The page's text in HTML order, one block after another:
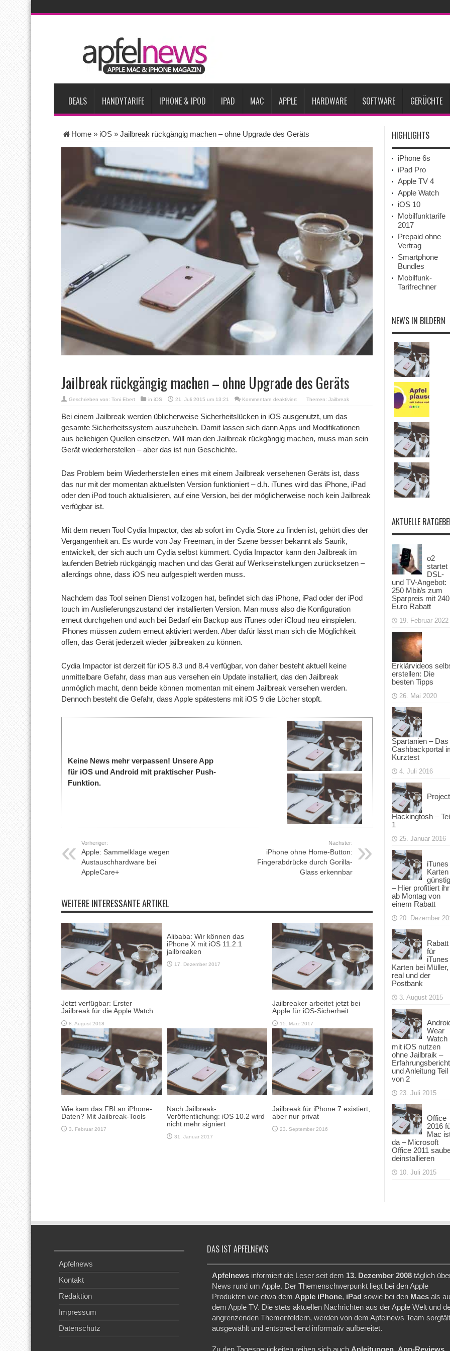
iPhone Ultra lässt Verkauf faltbarer Smartphones 2026 um 20 Prozent steigen
iPhone 18 Pro: Diese 3 großen Upgrades bringt das Top-Modell
iPhone Air 2 für Anfang 2027 erwartet Apples vermutete AirPods mit Kameras sollen bereits im September erscheinen
Apple erzielt 49 Prozent des weltweiten Smartphone-Umsatzes im 2. Quartal
DEALS HANDYTARIFE IPHONE & IPOD IPAD MAC APPLE HARDWARE SOFTWARE GERÜCHTE
Home » iOS » Jailbreak rückgängig machen – ohne Upgrade des Geräts
Jailbreak rückgängig machen – ohne Upgrade des Geräts
Geschrieben von: Toni Ebert in iOS 21. Juli 2015 um 13:21 Kommentare deaktiviertfür
machen
–
Upgrade
Themen: Jailbreak
Bei einem Jailbreak werden üblicherweise Sicherheitslücken in iOS ausgenutzt, um das
gesamte Sicherheitssystem auszuhebeln. Damit lassen sich dann Apps und Modifikationen
aus beliebigen Quellen einsetzen. Will man den Jailbreak rückgängig machen, muss man sein
Gerät wiederherstellen – aber das ist nun Geschichte.
Das Problem beim Wiederherstellen eines mit einem Jailbreak versehenen Geräts ist, dass
das nur mit der momentan aktuellsten Version funktioniert – d.h. iTunes wird das iPhone, iPad
oder den iPod touch aktualisieren, auf eine Version, bei der möglicherweise noch kein Jailbreak
verfügbar ist.
Mit dem neuen Tool Cydia Impactor, das ab sofort im Cydia Store zu finden ist, gehört dies der
Vergangenheit an. Es wurde von Jay Freeman, in der Szene besser bekannt als Saurik,
entwickelt, der sich auch um Cydia selbst kümmert. Cydia Impactor kann den Jailbreak im
laufenden Betrieb rückgängig machen und das Gerät auf Werkseinstellungen zurücksetzen –
allerdings ohne, dass iOS neu aufgespielt werden muss.
Nachdem das Tool seinen Dienst vollzogen hat, befindet sich das iPhone, iPad oder der iPod
touch im Auslieferungszustand der installierten Version. Man muss also die Konfiguration
erneut durchgehen und auch bei Bedarf ein Backup aus iTunes oder iCloud neu einspielen.
iPhones müssen zudem erneut aktiviert werden. Aber dafür lässt man sich die Möglichkeit
offen, das Gerät jederzeit wieder jailbreaken zu können.
Cydia Impactor ist derzeit für iOS 8.3 und 8.4 verfügbar, von daher besteht aktuell keine
unmittelbare Gefahr, dass man aus versehen ein Update installiert, das den Jailbreak
unmöglich macht, denn beide können momentan mit einem Jailbreak versehen werden.
Dennoch besteht die Gefahr, dass Apple spätestens mit iOS 9 die Löcher stopft.
Keine News mehr verpassen! Unsere App
für iOS und Android mit praktischer Push-
Funktion.
Vorheriger:
Apple: Sammelklage wegen
Austauschhardware bei
AppleCare+
Nächster:
iPhone ohne Home-Button:
Fingerabdrücke durch Gorilla-
Glass erkennbar
WEITERE INTERESSANTE ARTIKEL
Jetzt verfügbar: Erster
Jailbreak für die Apple Watch
8. August 2018
Alibaba: Wir können das
iPhone X mit iOS 11.2.1
jailbreaken
17. Dezember 2017
Jailbreaker arbeitet jetzt bei
Apple für iOS-Sicherheit
15. März 2017
Wie kam das FBI an iPhone-
Daten? Mit Jailbreak-Tools
3. Februar 2017
Nach Jailbreak-
Veröffentlichung: iOS 10.2 wird
nicht mehr signiert
31. Januar 2017
Jailbreak für iPhone 7 existiert,
aber nur privat
23. September 2016
HIGHLIGHTS
iPhone 6s
iPad Pro
Apple TV 4
Apple Watch
iOS 10
Mobilfunktarife
2017
Prepaid ohne
Vertrag
Smartphone
Bundles
Mobilfunk-
Tarifrechner
NEWS IN BILDERN
AKTUELLE
o2
startet
DSL-
und TV-Angebot:
250 Mbit/s zum
Sparpreis mit 240
Euro Rabatt
19. Februar 2022
Erklärvideos
erstellen: Die
besten Tipps
26. Mai 2020
Spartanien – Das
Cashbackportal
Kurztest
4. Juli 2016
Project
Hackingtosh –
1
25. Januar 2016
iTunes
Karten
– Hier profitiert ihr
ab Montag von
einem Rabatt
20. Dezember
Rabatt
für
iTunes
Karten bei Müller,
real und der
Postbank
3. August 2015
Wear
Watch
mit iOS nutzen
ohne Jailbraik –
Erfahrungsbericht
und Anleitung Teil
von 2
23. Juli 2015
Office
2016
Mac
da – Microsoft
Office 2011
deinstallieren
10. Juli 2015
Apfelnews
Kontakt
Redaktion
Impressum
Datenschutz
DAS IST APFELNEWS
Apfelnews informiert die Leser seit dem 13. Dezember 2008 täglich
News rund um Apple. Der Themenschwerpunkt liegt bei den Apple
Produkten wie etwa dem Apple iPhone, iPad sowie bei den Macs als
dem Apple TV. Die stets aktuellen Nachrichten aus der Apple Welt und
angrenzenden Themenfeldern, werden von dem Apfelnews Team
ausgewählt und entsprechend informativ aufbereitet.
Zu den Tagesneuigkeiten reihen sich auch Anleitungen App-Reviews